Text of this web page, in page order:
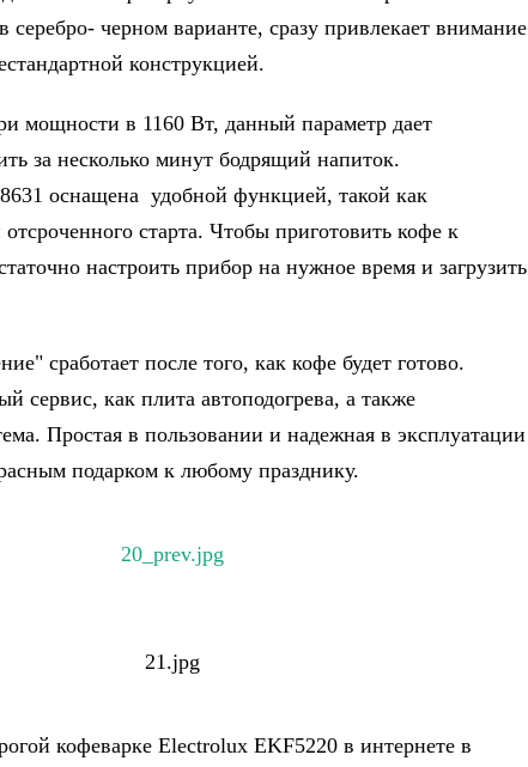
черном варианте, сразу привлекает внимание
конструкцией.
мощности в 1160 Вт, данный параметр дает
за несколько минут бодрящий напиток.
оснащена удобной функцией, такой как
старта. Чтобы приготовить кофе к
настроить прибор на нужное время и загрузить
сработает после того, как кофе будет готово.
сервис, как плита автоподогрева, а также
Простая в пользовании и надежная в эксплуатации
подарком к любому празднику.
кофеварке Electrolux EKF5220 в интернете в